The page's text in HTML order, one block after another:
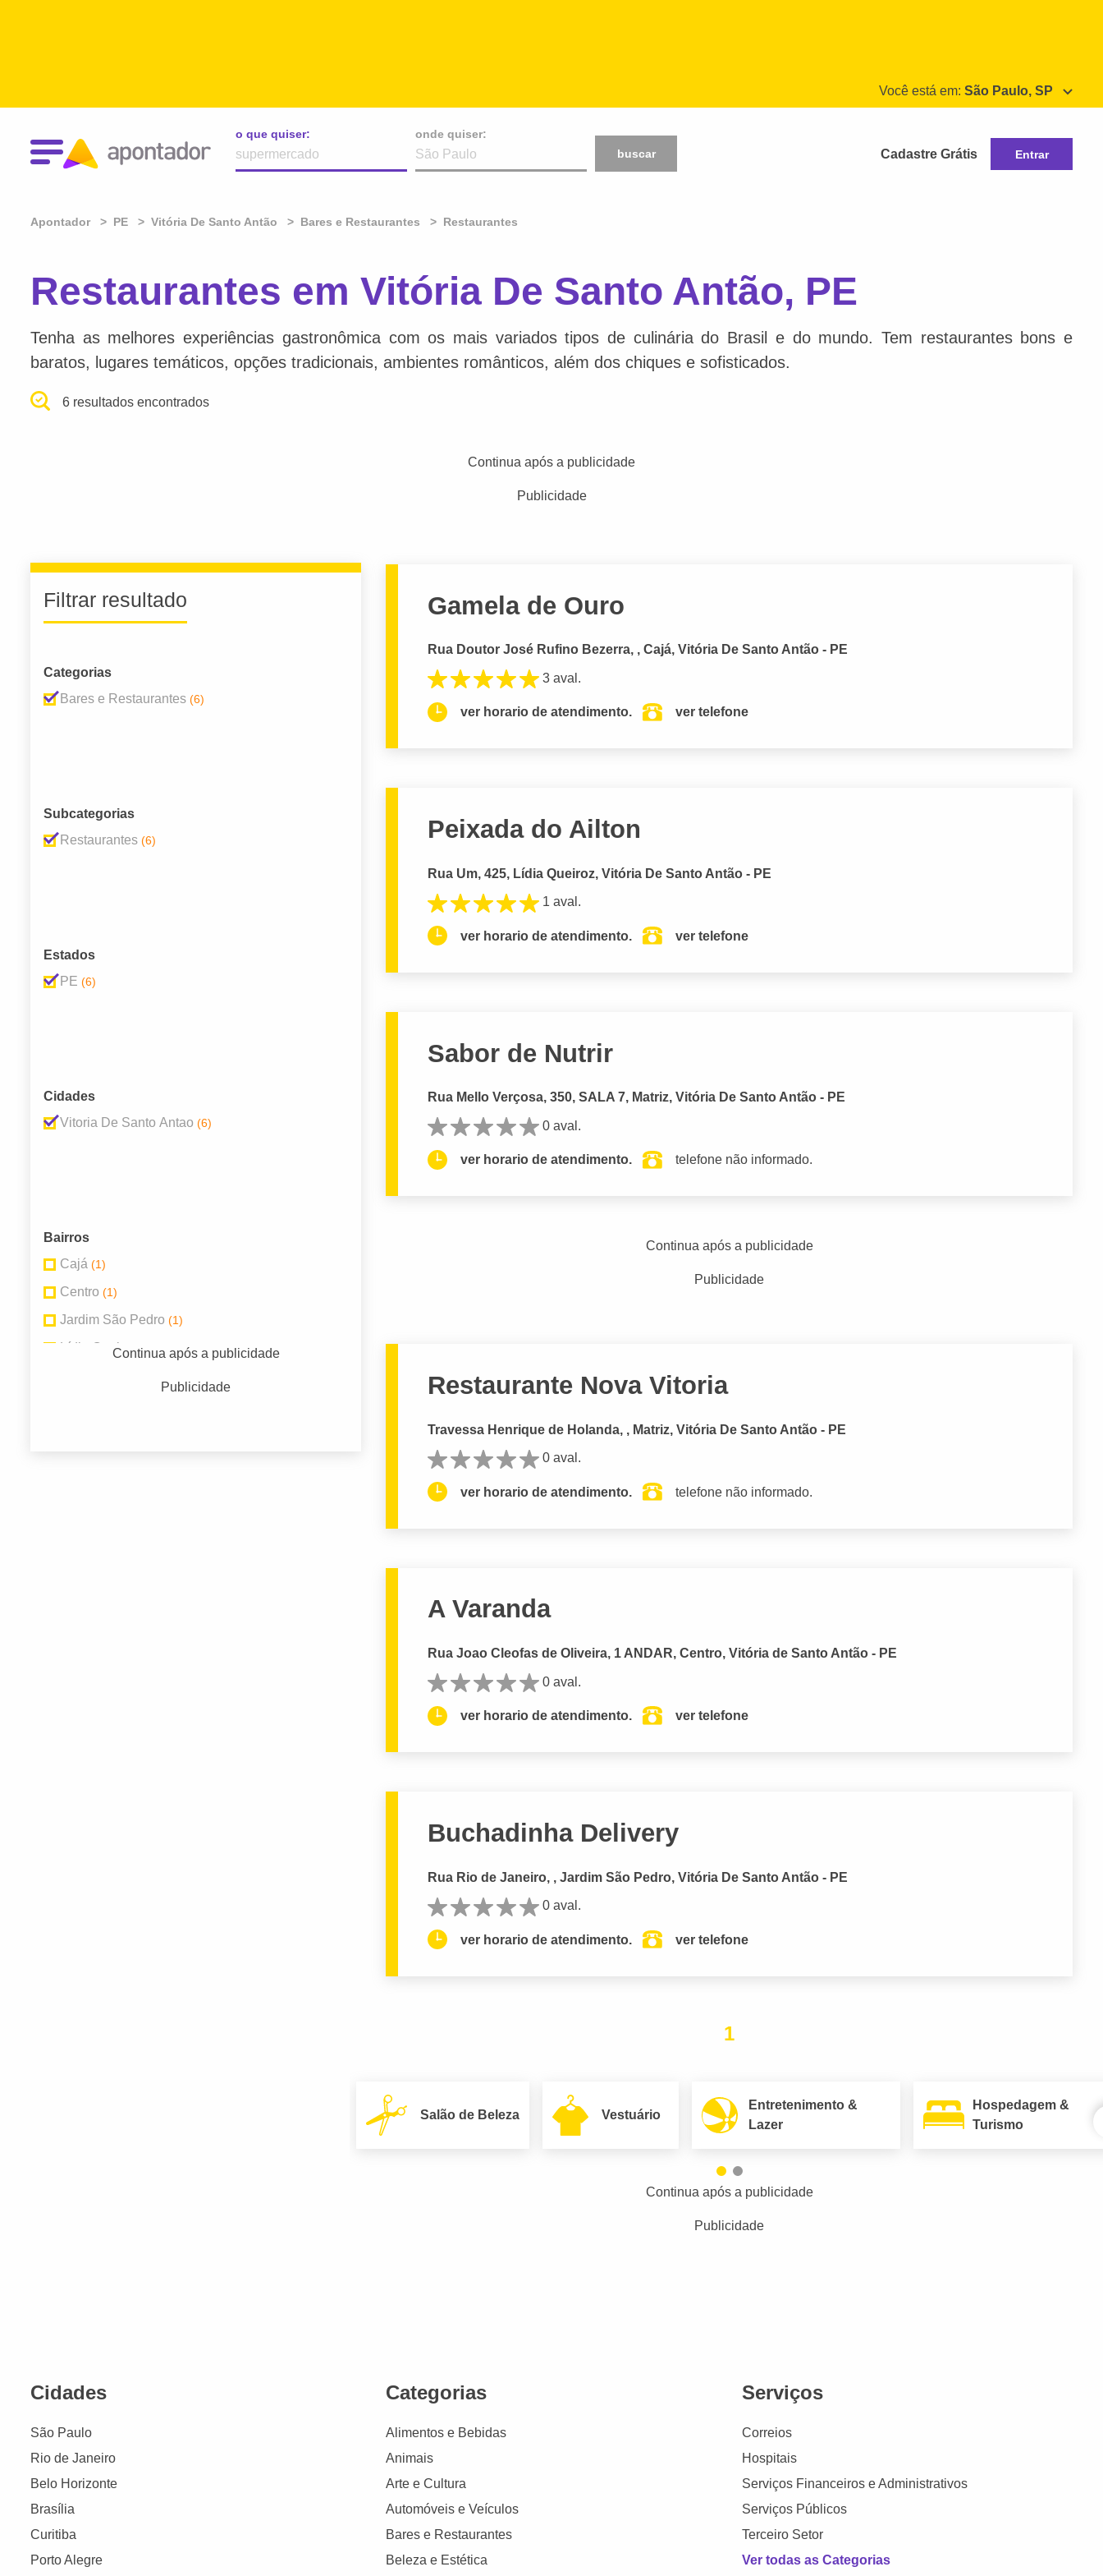
Você está em: São Paulo, SP
o que quiser:
onde quiser:
buscar
Cadastre Grátis Entrar
Apontador PE Vitória De Santo Antão Bares e Restaurantes Restaurantes
Restaurantes em Vitória De Santo Antão, PE
Tenha as melhores experiências gastronômica com os mais variados tipos de culinária do Brasil e do mundo. Tem restaurantes bons e
baratos, lugares temáticos, opções tradicionais, ambientes românticos, além dos chiques e sofisticados.
6 resultados encontrados
Continua após a publicidade
Publicidade
Filtrar resultado
Categorias
Bares e Restaurantes (6)
Subcategorias
Restaurantes (6)
Estados
PE (6)
Cidades
Vitoria De Santo Antao (6)
Bairros
Cajá (1)
Centro (1)
Jardim São Pedro (1)
Lídia Queiroz(1)
Continua após a publicidade
Publicidade
Gamela de Ouro
Rua Doutor José Rufino Bezerra, , Cajá, Vitória De Santo Antão - PE
3 aval.
ver horario de atendimento. ver telefone
Peixada do Ailton
Rua Um, 425, Lídia Queiroz, Vitória De Santo Antão - PE
1 aval.
ver horario de atendimento. ver telefone
Sabor de Nutrir
Rua Mello Verçosa, 350, SALA 7, Matriz, Vitória De Santo Antão - PE
0 aval.
ver horario de atendimento. telefone não informado.
Continua após a publicidade
Publicidade
Restaurante Nova Vitoria
Travessa Henrique de Holanda, , Matriz, Vitória De Santo Antão - PE
0 aval.
ver horario de atendimento. telefone não informado.
A Varanda
Rua Joao Cleofas de Oliveira, 1 ANDAR, Centro, Vitória de Santo Antão - PE
0 aval.
ver horario de atendimento. ver telefone
Buchadinha Delivery
Rua Rio de Janeiro, , Jardim São Pedro, Vitória De Santo Antão - PE
0 aval.
ver horario de atendimento. ver telefone
1
Salão de Beleza Vestuário
Entretenimento &
Lazer
Hospedagem &
Turismo
Continua após a publicidade
Publicidade
Cidades
São Paulo
Rio de Janeiro
Belo Horizonte
Brasília
Curitiba
Porto Alegre
Categorias
Alimentos e Bebidas
Animais
Arte e Cultura
Automóveis e Veículos
Bares e Restaurantes
Beleza e Estética
Serviços
Correios
Hospitais
Serviços Financeiros e Administrativos
Serviços Públicos
Terceiro Setor
Ver todas as Categorias